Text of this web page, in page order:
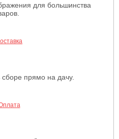
для большинства
сборе прямо на дачу.